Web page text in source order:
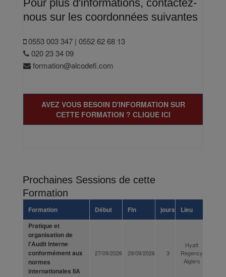
Pour plus d'informations, contactez-
nous sur les coordonnées suivantes
0553 003 347 | 0552 62 68 13
020 23 34 09
formation@alcodefi.com
AVEZ VOUS BESOIN D'INFORMATION SUR
CETTE FORMATION ? CLIQUE ICI
Prochaines Sessions de cette
Formation
Formation Début Fin jours
Lieu
Pratique et
organisation de
l'Audit interne
conformément aux
normes
internationales IIA
27/09/2026 29/09/2026 3
Hyatt
Regency
Algiers